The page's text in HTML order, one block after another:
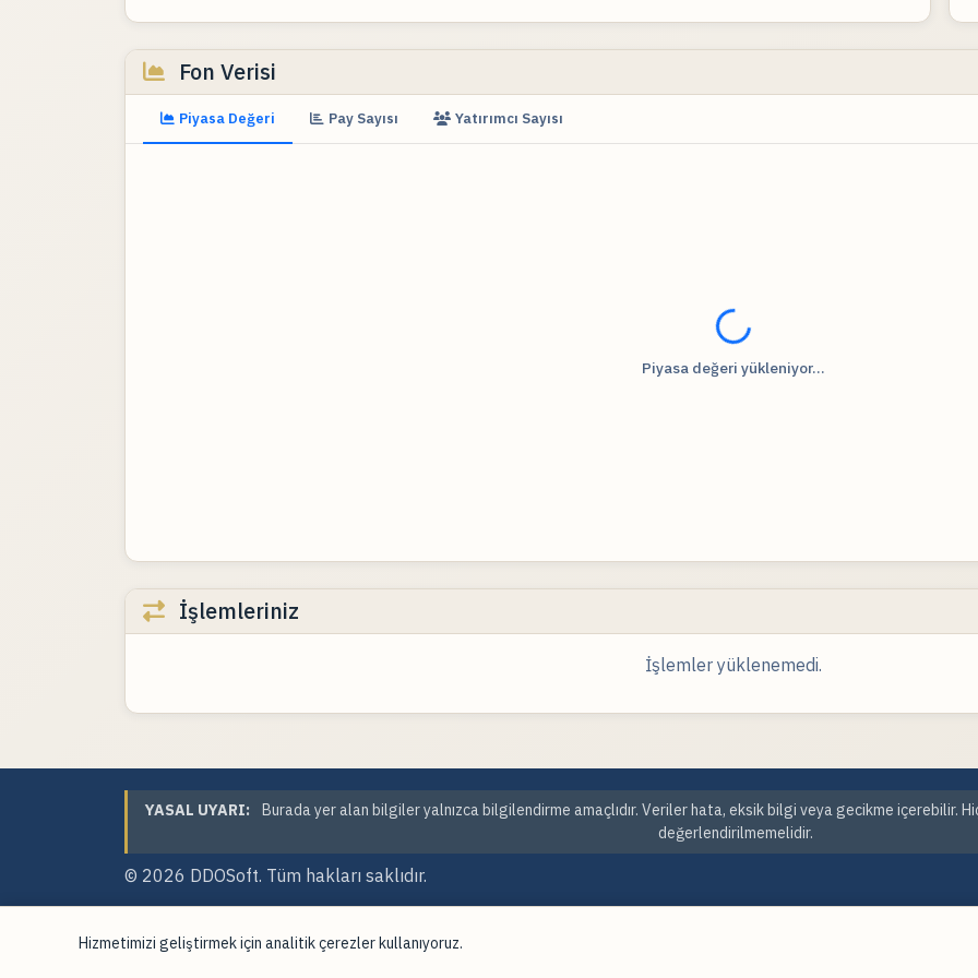
Fon Verisi
Piyasa Değeri Pay Sayısı Yatırımcı Sayısı
Fiyat verileri yükleniyor...
Piyasa değeri yükleniyor...
İşlemleriniz
İşlemler yüklenemedi.
YASAL UYARI:
Burada yer alan bilgiler yalnızca bilgilendirme amaçlıdır. Veriler hata, eksik bilgi veya gecikme içerebilir.
değerlendirilmemelidir.
© 2026 DDOSoft. Tüm hakları saklıdır.
Hizmetimizi geliştirmek için analitik çerezler kullanıyoruz.